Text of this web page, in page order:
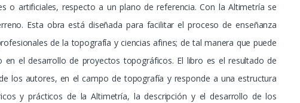
o artificiales, respecto a un plano de referencia. Con la Altimetría se
Esta obra está diseñada para facilitar el proceso de enseñanza
de la topografía y ciencias afines; de tal manera que puede
el desarrollo de proyectos topográficos. El libro es el resultado de
los autores, en el campo de topografía y responde a una estructura
y prácticos de la Altimetría, la descripción y el desarrollo de los